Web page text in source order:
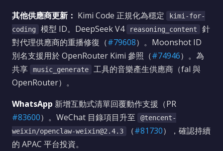
其他供應商更新： Kimi Code 正規化為穩定
kimi-for-
coding
模型 ID。DeepSeek V4 reasoning_content
針
對代理供應商的重播修復（#79608）。Moonshot ID
別名支援用於 OpenRouter Kimi 參照（#74946）。為
共享
music_generate
工具的音樂產生供應商（fal 與
OpenRouter）。
WhatsApp 新增互動式清單回覆動作支援（PR
#83600）。WeChat 目錄項目升至
@tencent-
weixin/openclaw-weixin@2.4.3
（#81730），確認持續
的 APAC 平台投資。